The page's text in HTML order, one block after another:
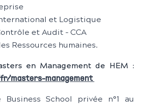
et Logistique
et Audit – CCA
Ressources humaines.
en Management de HEM :
masters-management
Business School privée n°1 au